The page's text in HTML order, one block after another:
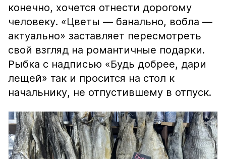
конечно, хочется отнести дорогому
человеку. «Цветы — банально, вобла —
актуально» заставляет пересмотреть
свой взгляд на романтичные подарки.
Рыбка с надписью «Будь добрее, дари
лещей» так и просится на стол к
начальнику, не отпустившему в отпуск.